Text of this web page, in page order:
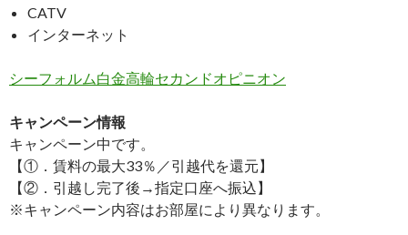
CATV
インターネット
シーフォルム白金高輪セカンドオピニオン
キャンペーン情報
キャンペーン中です。
【①．賃料の最大33％／引越代を還元】
【②．引越し完了後→指定口座へ振込】
※キャンペーン内容はお部屋により異なります。